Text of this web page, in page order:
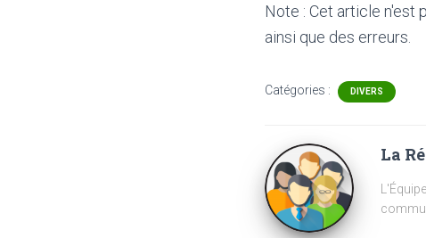
Note : Cet article n'est
ainsi que des erreurs.
Catégories : DIVERS
La